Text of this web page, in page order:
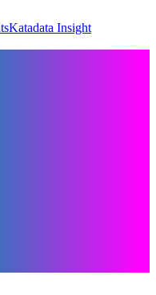
Katadata Insight